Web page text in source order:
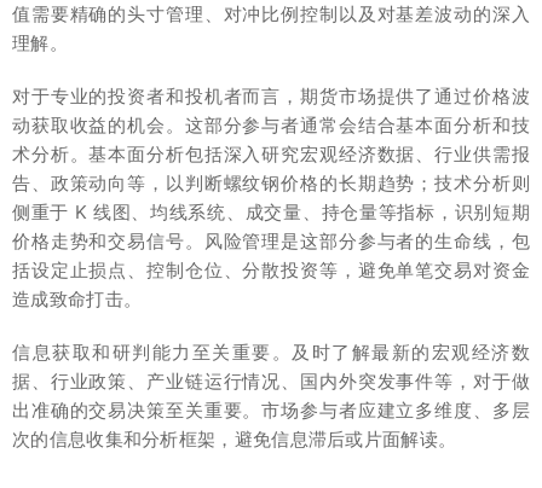
值需要精确的头寸管理、对冲比例控制以及对基差波动的深入
理解。
对于专业的投资者和投机者而言，期货市场提供了通过价格波
动获取收益的机会。这部分参与者通常会结合基本面分析和技
术分析。基本面分析包括深入研究宏观经济数据、行业供需报
告、政策动向等，以判断螺纹钢价格的长期趋势；技术分析则
侧重于 K 线图、均线系统、成交量、持仓量等指标，识别短期
价格走势和交易信号。风险管理是这部分参与者的生命线，包
括设定止损点、控制仓位、分散投资等，避免单笔交易对资金
造成致命打击。
信息获取和研判能力至关重要。及时了解最新的宏观经济数
据、行业政策、产业链运行情况、国内外突发事件等，对于做
出准确的交易决策至关重要。市场参与者应建立多维度、多层
次的信息收集和分析框架，避免信息滞后或片面解读。